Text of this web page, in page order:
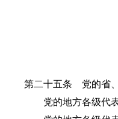
第二十五条 党的省
党的地方各级代表